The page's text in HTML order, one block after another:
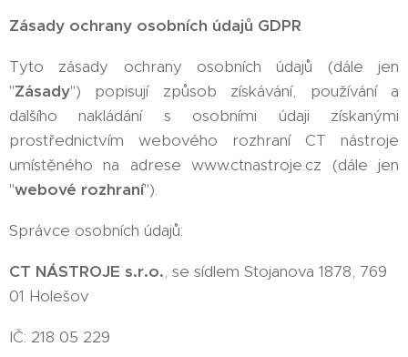
Zásady ochrany osobních údajů GDPR
Tyto zásady ochrany osobních údajů (dále jen
"Zásady") popisují způsob získávání, používání a
dalšího nakládání s osobními údaji získanými
prostřednictvím webového rozhraní CT nástroje
umístěného na adrese www.ctnastroje.cz (dále jen
"webové rozhraní").
Správce osobních údajů:
CT NÁSTROJE s.r.o., se sídlem Stojanova 1878, 769
01 Holešov
IČ: 218 05 229